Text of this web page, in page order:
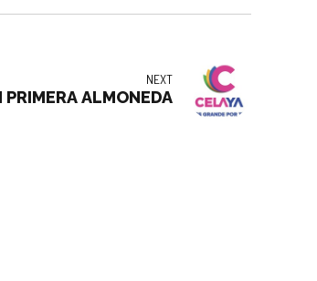
NEXT
ALMONEDA